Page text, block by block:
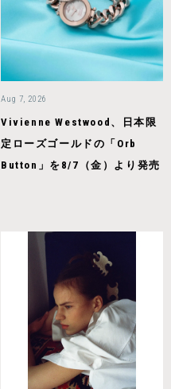
Aug 7, 2026
Vivienne Westwood、日本限
定ローズゴールドの「Orb
Button」を8/7（金）より発売